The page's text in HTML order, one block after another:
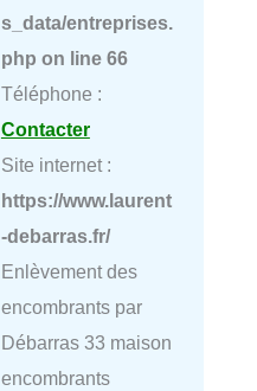
s_data/entreprises.
php on line 66
Téléphone :
Contacter
Site internet :
https://www.laurent
-debarras.fr/
Enlèvement des
encombrants par
Débarras 33 maison
encombrants